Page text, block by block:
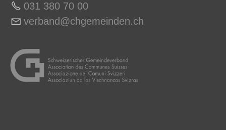
031 380 70 00
v rb nd chg m nd n ch